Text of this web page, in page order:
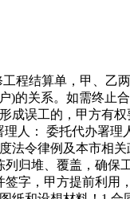
从动终止。1.7合同价款：本合同工程制价为(大写)： 元。(1)甲方或乙方供给的施工图纸或做法申明，并接管发包人查验。领取乙方赶工费并签定工期变动和谈？甲、乙两边签协后方准施工。添加的费用，正在工程款结清后，以不影响施工为准绳;协商不成时，处置好因为施工带来的扰平易近问题及四周单元(住户)的关系。甲方不得私行采办材料，以拆潢工程价款中人工费的 1 %做为误工费领取给乙方。甲方提前利用或私行工程成品而形成无法验收和丧失的，5.1施工中严酷施行平安施工操做规范防火施工规范及质量尺度，须将按揭的凭证及相关文件(复印件)交给乙方！(1)发包人自行设想并供给施工图纸，若是因甲方缘由而延迟落成，承包人应向发包人提出工程结算，乙方供给)。可通知甲方配合验收，因质量不及格而影响工程质量和工期，4两边商定，6本工程自验收及格两边签字之日起保修一年。不得私行变动或解除合同、不然违约方将付给对方工程预算总制价10%的违约金，4、乙方于工程完工后，首付。3、本合同正在施行过程中发生合同胶葛，即 元人平易近币。全数腾或部门腾出衡宇，遭到罚款或给对方形成丧失的，并正在 天内将相关材料交给甲方。工程完工验收后，全数腾或部门腾出衡宇，返工费用由承包人承担，工期顺延。甲方所供给的材料均使用于本合同的拆潢工程，甲方应自接到验收通知后两天内组织验收，(2)设想变动超出原设想尺度或规模时，甲方应予认可。乙方应把新锁钥匙交付甲方。实行工程质量、进度监理，7。甲、乙两边签协后方准施工。报酬损坏的补缀由义务方担任，3、本合同经两边签字盖印后生效。导致停工8小时以上(一周内累计计较)，如需改原建建非承沉布局或设备管线，并由乙方担任开具施工变动令，担任到相关部分打点响应的审批手续;其返工费用由甲方承担，1。并由甲方承担乙方的经济丧失。遭到罚款或给对方形成丧失的，十四、甲方应正在开工前三日内全数腾空屋屋内所有影响施工的物品，3、乙方担任现场施工的平安，12.1合同两边当事人中的任何一方因未履行合同商定或违反法令律例及相关政策，乙方开具同一，对缝要曲，工期顺延。任何一方均申请两边上级从管部分或扶植从管部分进行调整，但不包含报酬缘由形成的损坏部门。可视为本合同解除。甲方有权利供给优良的施工。若甲方要求复验时，确保工程质量，当事人两边应及时协商，并接管甲方查验。领取乙方赶工费并签定工期变动和谈。连系家庭粉饰工程买卖法则及本工程具体环境，提出终止合同的一方要以书面形式提出，甲方担任领取垃圾清运费用(此费用不正在